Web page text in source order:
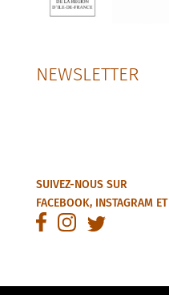
NEWSLETTER
SUIVEZ-NOUS SUR
FACEBOOK, INSTAGRAMET